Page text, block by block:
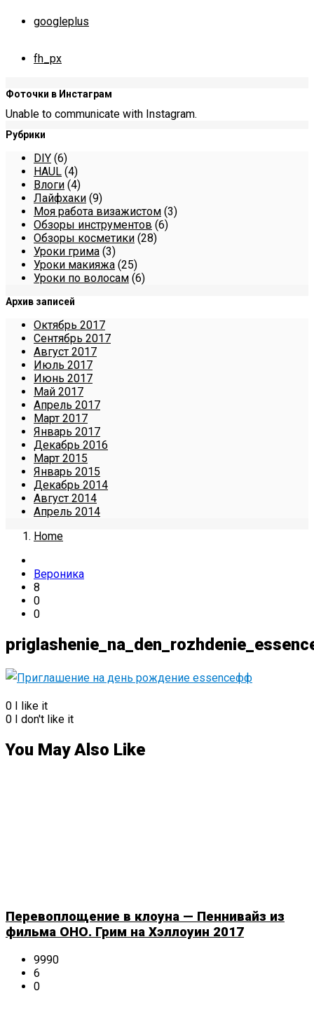
googleplus
fh_px
Фоточки в Инстаграм
Unable to communicate with Instagram.
Рубрики
DIY (6)
HAUL (4)
Влоги (4)
Лайфхаки (9)
Моя работа визажистом (3)
Обзоры инструментов (6)
Обзоры косметики (28)
Уроки грима (3)
Уроки макияжа (25)
Уроки по волосам (6)
Архив записей
Октябрь 2017
Сентябрь 2017
Август 2017
Июль 2017
Июнь 2017
Май 2017
Апрель 2017
Март 2017
Январь 2017
Декабрь 2016
Март 2015
Январь 2015
Декабрь 2014
Август 2014
Апрель 2014
Home
Вероника
8
0
0
0 I like it
0 I don't like it
You May Also Like
Перевоплощение в клоуна — Пеннивайз из
фильма ОНО. Грим на Хэллоуин 2017
9990
6
0